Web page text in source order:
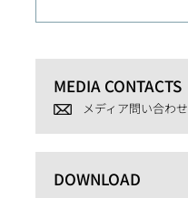
MEDIA CONTACTS
メディア問い合わせ
DOWNLOAD